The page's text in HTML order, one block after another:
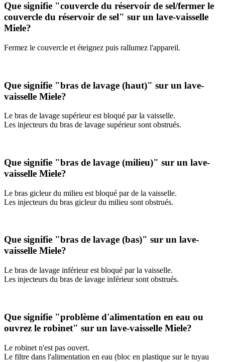
Que signifie "couvercle du réservoir de sel/fermer le
couvercle du réservoir de sel" sur un lave-vaisselle
Miele?
Fermez le couvercle et éteignez puis rallumez l'appareil.
Que signifie "bras de lavage (haut)" sur un lave-
vaisselle Miele?
Le bras de lavage supérieur est bloqué par la vaisselle.
Les injecteurs du bras de lavage supérieur sont obstrués.
Que signifie "bras de lavage (milieu)" sur un lave-
vaisselle Miele?
Le bras gicleur du milieu est bloqué par de la vaisselle.
Les injecteurs du bras gicleur du milieu sont obstrués.
Que signifie "bras de lavage (bas)" sur un lave-
vaisselle Miele?
Le bras de lavage inférieur est bloqué par la vaisselle.
Les injecteurs du bras de lavage inférieur sont obstrués.
Que signifie "problème d'alimentation en eau ou
ouvrez le robinet" sur un lave-vaisselle Miele?
Le robinet n'est pas ouvert.
Le filtre dans l'alimentation en eau (bloc en plastique sur le tuyau